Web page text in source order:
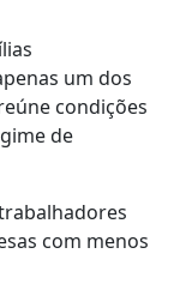
um dos
condições
de
com menos